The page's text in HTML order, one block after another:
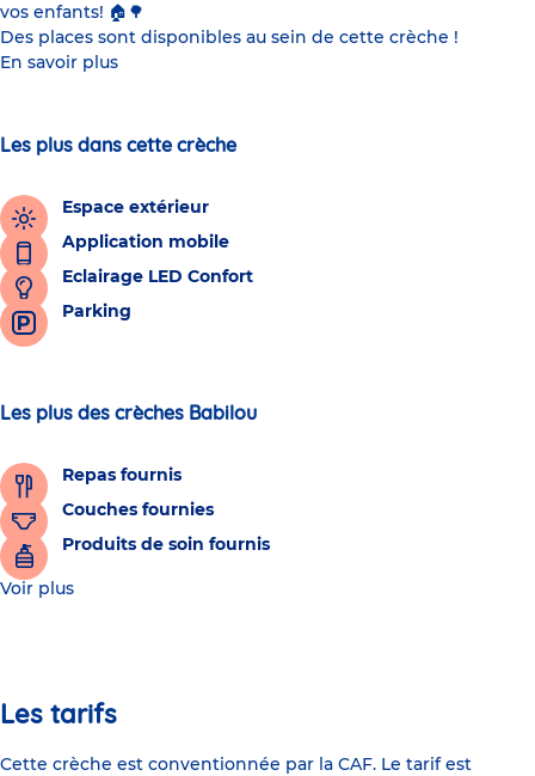
vos enfants! 🏠🌳
Des places sont disponibles au sein de cette crèche !
En savoir plus
Les plus dans cette crèche
Espace extérieur
Application mobile
Eclairage LED Confort
Parking
Les plus des crèches Babilou
Repas fournis
Couches fournies
Produits de soin fournis
Voir plus
Les tarifs
Cette crèche est conventionnée par la CAF. Le tarif est